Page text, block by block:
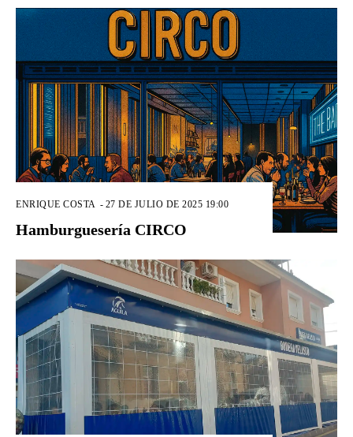
ENRIQUE COSTA - 27 DE JULIO DE 2025 19:00
Hamburguesería CIRCO